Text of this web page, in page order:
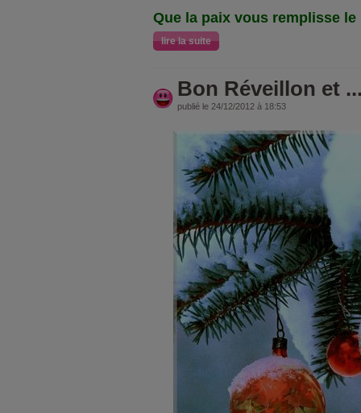
Que la paix vous remplisse le
lire la suite
Bon Réveillon et
publié le 24/12/2012 à 18:53